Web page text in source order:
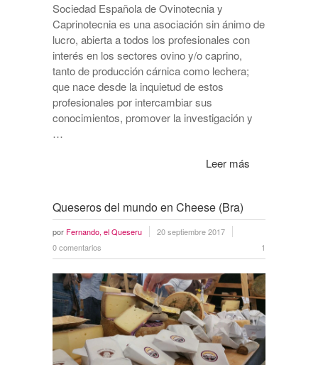
Sociedad Española de Ovinotecnia y
Caprinotecnia es una asociación sin ánimo de
lucro, abierta a todos los profesionales con
interés en los sectores ovino y/o caprino,
tanto de producción cárnica como lechera;
que nace desde la inquietud de estos
profesionales por intercambiar sus
conocimientos, promover la investigación y
…
Leer más
Queseros del mundo en Cheese (Bra)
por Fernando, el Queseru
20 septiembre 2017
0 comentarios
1